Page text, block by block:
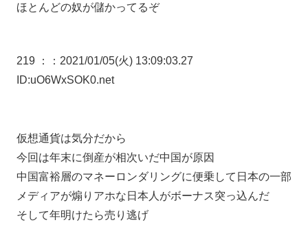
ほとんどの奴が儲かってるぞ
219 ：
：2021/01/05(火) 13:09:03.27
ID:uO6WxSOK0.net
仮想通貨は気分だから
今回は年末に倒産が相次いだ中国が原因
中国富裕層のマネーロンダリングに便乗して日本の一部
メディアが煽りアホな日本人がボーナス突っ込んだ
そして年明けたら売り逃げ